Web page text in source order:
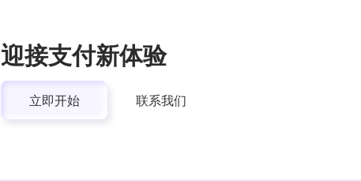
迎接支付新体验
立即开始 联系我们